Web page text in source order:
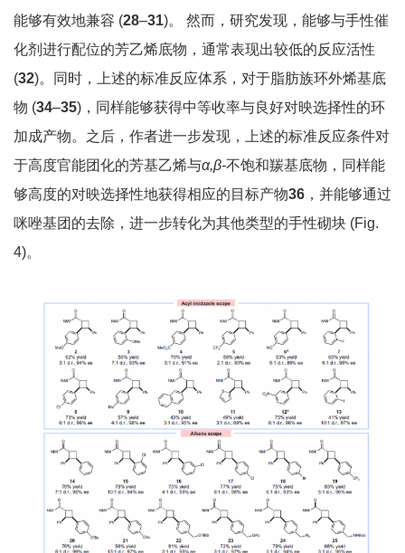
能够有效地兼容 (28–31)。 然而，研究发现，能够与手性催
化剂进行配位的芳乙烯底物，通常表现出较低的反应活性
(32)。同时，上述的标准反应体系，对于脂肪族环外烯基底
物 (34–35)，同样能够获得中等收率与良好对映选择性的环
加成产物。之后，作者进一步发现，上述的标准反应条件对
于高度官能团化的芳基乙烯与α,β-不饱和羰基底物，同样能
够高度的对映选择性地获得相应的目标产物36 ，并能够通过
咪唑基团的去除，进一步转化为其他类型的手性砌块 (Fig.
4)。